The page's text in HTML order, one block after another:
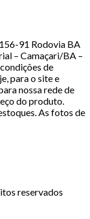
91 Rodovia BA
– Camaçari/BA –
de
para o site e
nossa rede de
do produto.
As fotos de
reservados